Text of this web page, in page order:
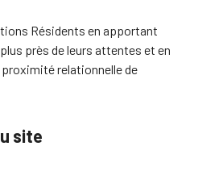
Résidents en apportant
près de leurs attentes et en
relationnelle de
site